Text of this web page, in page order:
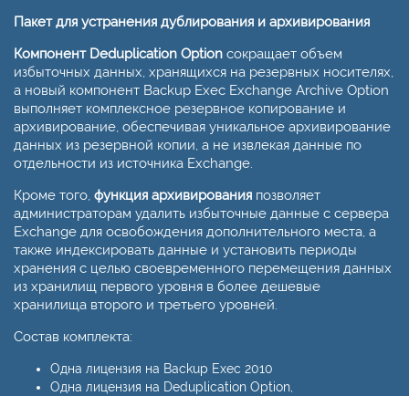
Пакет для устранения дублирования и архивирования
Компонент Deduplication Option сокращает объем
избыточных данных, хранящихся на резервных носителях,
а новый компонент Backup Exec Exchange Archive Option
выполняет комплексное резервное копирование и
архивирование, обеспечивая уникальное архивирование
данных из резервной копии, а не извлекая данные по
отдельности из источника Exchange.
Кроме того, функция архивирования позволяет
администраторам удалить избыточные данные с сервера
Exchange для освобождения дополнительного места, а
также индексировать данные и установить периоды
хранения с целью своевременного перемещения данных
из хранилищ первого уровня в более дешевые
хранилища второго и третьего уровней.
Состав комплекта:
Одна лицензия на Backup Exec 2010
Одна лицензия на Deduplication Option,